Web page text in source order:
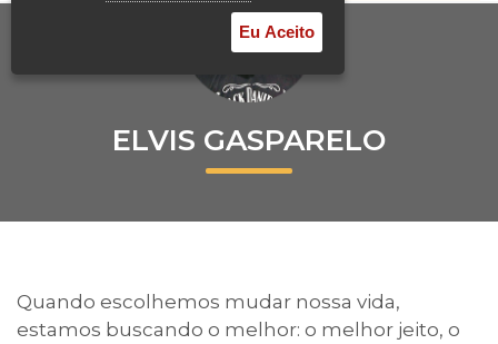
Transferência
Reingresso
Prouni
Contatos
ELVIS GASPARELO
Quando escolhemos mudar nossa vida,
estamos buscando o melhor: o melhor jeito, o
Eu Aceito